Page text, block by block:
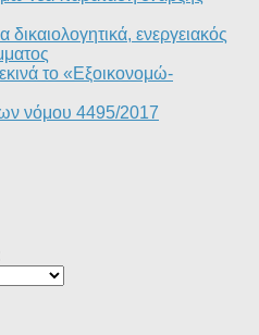
ενεργειακός
το «Εξοικονομώ-
νόμου 4495/2017